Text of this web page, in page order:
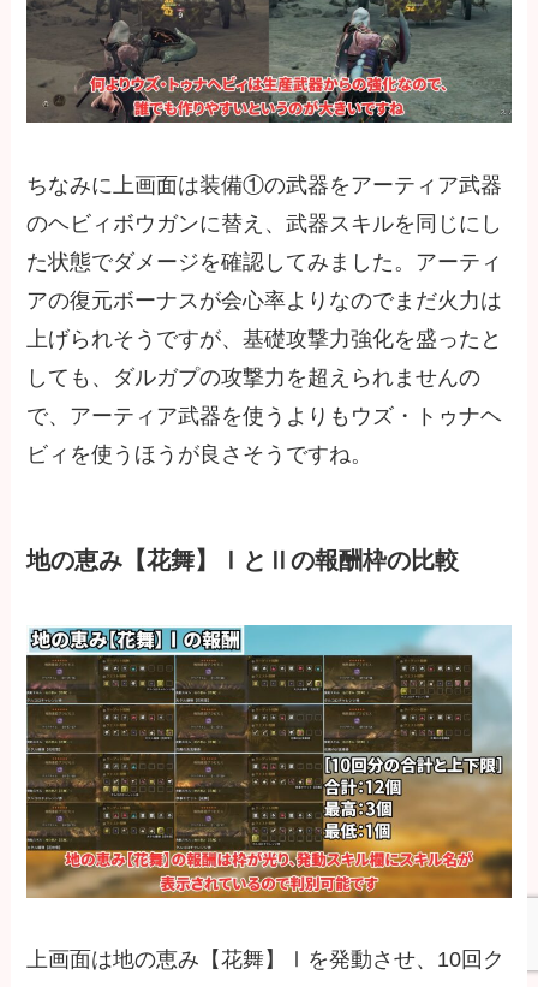
ちなみに上画面は装備①の武器をアーティア武器
のヘビィボウガンに替え、武器スキルを同じにし
た状態でダメージを確認してみました。アーティ
アの復元ボーナスが会心率よりなのでまだ火力は
上げられそうですが、基礎攻撃力強化を盛ったと
しても、ダルガプの攻撃力を超えられませんの
で、アーティア武器を使うよりもウズ・トゥナヘ
ビィを使うほうが良さそうですね。
地の恵み【花舞】ⅠとⅡの報酬枠の比較
上画面は地の恵み【花舞】Ⅰを発動させ、10回ク